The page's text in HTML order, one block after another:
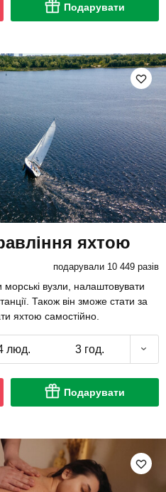
Подарувати
яхтою
подарували 10 449 разів
морські вузли, налаштовувати
Також він зможе стати за
яхтою самостійно.
люд. 3 год.
Подарувати